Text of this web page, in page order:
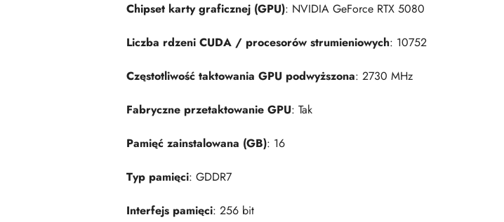
Chipset karty graficznej (GPU): NVIDIA GeForce RTX 5080
Liczba rdzeni CUDA / procesorów strumieniowych: 10752
Częstotliwość taktowania GPU podwyższona: 2730 MHz
Fabryczne przetaktowanie GPU: Tak
Pamięć zainstalowana (GB): 16
Typ pamięci: GDDR7
Interfejs pamięci: 256 bit